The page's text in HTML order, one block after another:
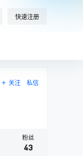
快速注册
关注 私信
粉丝
43